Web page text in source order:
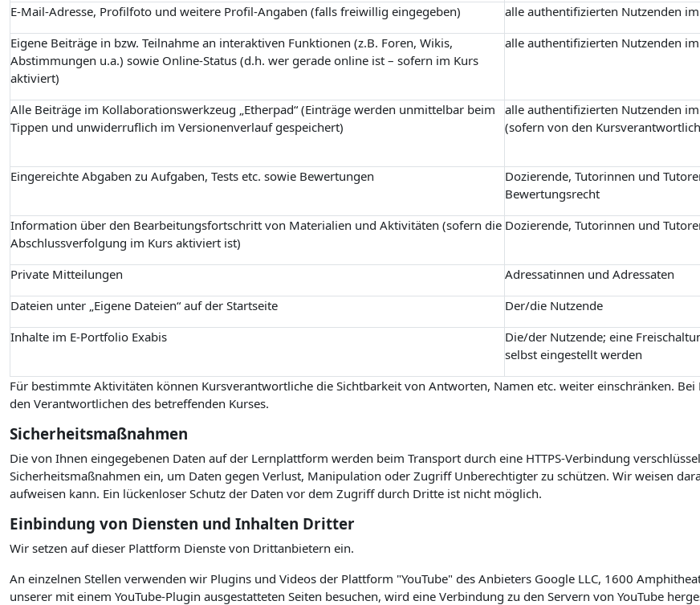
E-Mail-Adresse, Profilfoto und weitere Profil-Angaben (falls freiwillig eingegeben) alle authentifizierten Nutzenden
Eigene Beiträge in bzw. Teilnahme an interaktiven Funktionen (z.B. Foren, Wikis,
Abstimmungen u.a.) sowie Online-Status (d.h. wer gerade online ist – sofern im Kurs
aktiviert)
alle authentifizierten Nutzenden
Alle Beiträge im Kollaborationswerkzeug „Etherpad“ (Einträge werden unmittelbar beim
Tippen und unwiderruflich im Versionenverlauf gespeichert)
alle authentifizierten Nutzenden
(sofern von den
Eingereichte Abgaben zu Aufgaben, Tests etc. sowie Bewertungen
Dozierende, Tutorinnen und
Bewertungsrecht
Information über den Bearbeitungsfortschritt von Materialien und Aktivitäten (sofern die
Abschlussverfolgung im Kurs aktiviert ist)
Dozierende, Tutorinnen und
Private Mitteilungen Adressatinnen und Adressaten
Dateien unter „Eigene Dateien“ auf der Startseite
Der/die Nutzende
Inhalte im E-Portfolio Exabis
Die/der Nutzende; eine
selbst eingestellt werden
Für bestimmte Aktivitäten können Kursverantwortliche die Sichtbarkeit von Antworten, Namen etc. weiter einschränken.
den Verantwortlichen des betreffenden Kurses.
Sicherheitsmaßnahmen
Die von Ihnen eingegebenen Daten auf der Lernplattform werden beim Transport durch eine HTTPS-Verbindung
Sicherheitsmaßnahmen ein, um Daten gegen Verlust, Manipulation oder Zugriff Unberechtigter zu schützen. Wir weisen
aufweisen kann. Ein lückenloser Schutz der Daten vor dem Zugriff durch Dritte ist nicht möglich.
Einbindung von Diensten und Inhalten Dritter
Wir setzen auf dieser Plattform Dienste von Drittanbietern ein.
An einzelnen Stellen verwenden wir Plugins und Videos der Plattform "YouTube" des Anbieters Google LLC, 1600
unserer mit einem YouTube-Plugin ausgestatteten Seiten besuchen, wird eine Verbindung zu den Servern von YouTube